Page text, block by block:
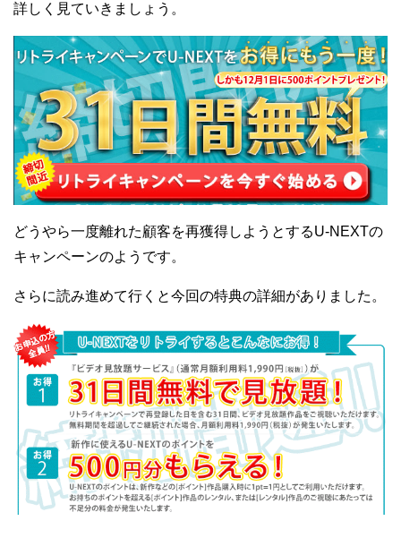
詳しく見ていきましょう。
どうやら一度離れた顧客を再獲得しようとするU-NEXTの
キャンペーンのようです。
さらに読み進めて行くと今回の特典の詳細がありました。